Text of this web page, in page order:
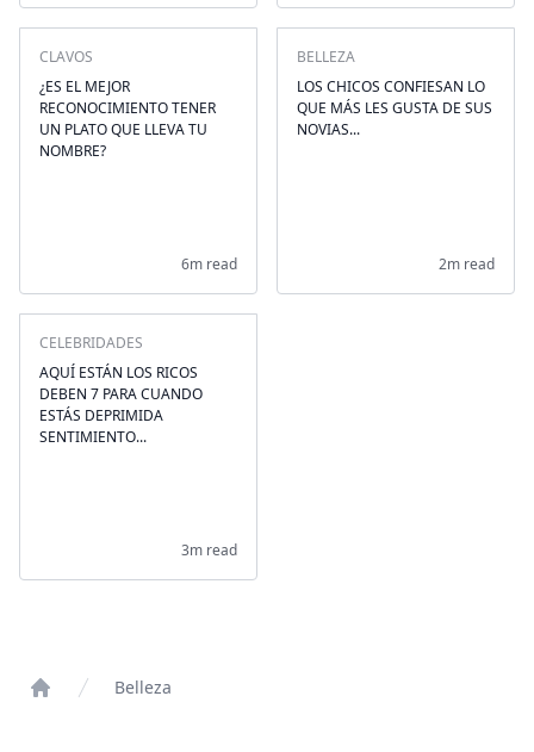
CLAVOS
¿ES EL MEJOR
RECONOCIMIENTO TENER
UN PLATO QUE LLEVA TU
NOMBRE?
6m read
BELLEZA
LOS CHICOS CONFIESAN LO
QUE MÁS LES GUSTA DE SUS
NOVIAS...
2m read
CELEBRIDADES
AQUÍ ESTÁN LOS RICOS
DEBEN 7 PARA CUANDO
ESTÁS DEPRIMIDA
SENTIMIENTO...
3m read
Belleza